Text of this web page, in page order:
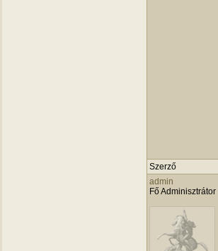
Szerző
admin
Fő Adminisztrátor